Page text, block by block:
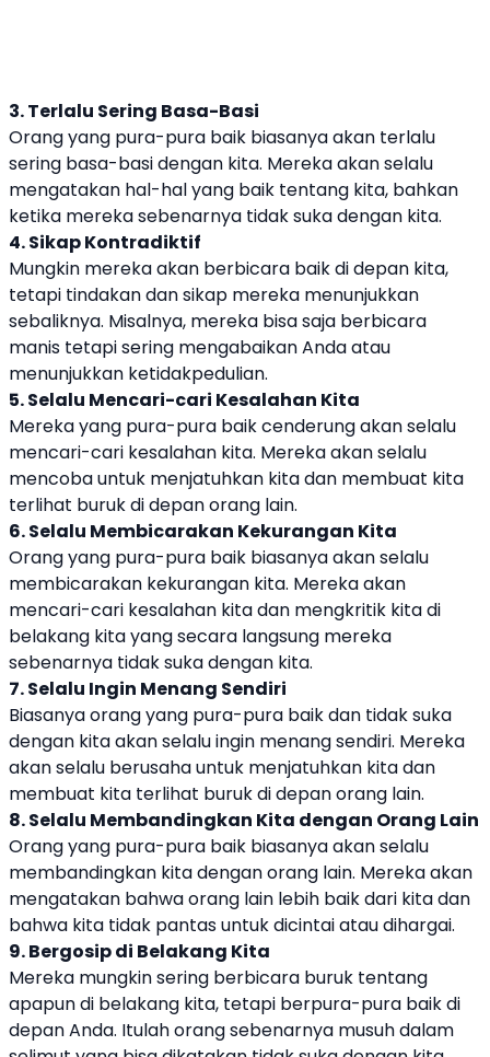
3. Terlalu Sering Basa-Basi
Orang yang pura-pura baik biasanya akan terlalu
sering basa-basi dengan kita. Mereka akan selalu
mengatakan hal-hal yang baik tentang kita, bahkan
ketika mereka sebenarnya tidak suka dengan kita.
4. Sikap Kontradiktif
Mungkin mereka akan berbicara baik di depan kita,
tetapi tindakan dan sikap mereka menunjukkan
sebaliknya. Misalnya, mereka bisa saja berbicara
manis tetapi sering mengabaikan Anda atau
menunjukkan ketidakpedulian.
5. Selalu Mencari-cari Kesalahan Kita
Mereka yang pura-pura baik cenderung akan selalu
mencari-cari kesalahan kita. Mereka akan selalu
mencoba untuk menjatuhkan kita dan membuat kita
terlihat buruk di depan orang lain.
6. Selalu Membicarakan Kekurangan Kita
Orang yang pura-pura baik biasanya akan selalu
membicarakan kekurangan kita. Mereka akan
mencari-cari kesalahan kita dan mengkritik kita di
belakang kita yang secara langsung mereka
sebenarnya tidak suka dengan kita.
7. Selalu Ingin Menang Sendiri
Biasanya orang yang pura-pura baik dan tidak suka
dengan kita akan selalu ingin menang sendiri. Mereka
akan selalu berusaha untuk menjatuhkan kita dan
membuat kita terlihat buruk di depan orang lain.
8. Selalu Membandingkan Kita dengan Orang Lain
Orang yang pura-pura baik biasanya akan selalu
membandingkan kita dengan orang lain. Mereka akan
mengatakan bahwa orang lain lebih baik dari kita dan
bahwa kita tidak pantas untuk dicintai atau dihargai.
9. Bergosip di Belakang Kita
Mereka mungkin sering berbicara buruk tentang
apapun di belakang kita, tetapi berpura-pura baik di
depan Anda. Itulah orang sebenarnya musuh dalam